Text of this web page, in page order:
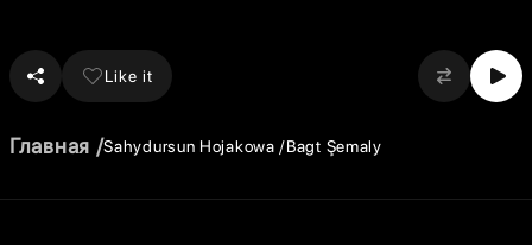
Like it
Главная Sahydursun Hojakowa Bagt Şemaly